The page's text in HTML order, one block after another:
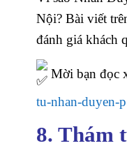
Nội? Bài viết
đánh giá khách
Mời bạn đọc
tu-nhan-duyen-
8. Thám